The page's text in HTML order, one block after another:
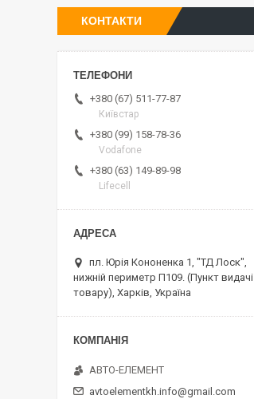
КОНТАКТИ
+380 (67) 511-77-87
Київстар
+380 (99) 158-78-36
Vodafone
+380 (63) 149-89-98
Lifecell
пл. Юрія Кононенка 1, "ТД Лоск",
нижній периметр П109. (Пункт видачі
товару), Харків, Україна
АВТО-ЕЛЕМЕНТ
avtoelementkh.info@gmail.com